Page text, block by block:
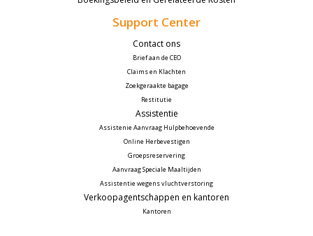
Support Center
Contact ons
Brief aan de CEO
Claims en Klachten
Zoekgeraakte bagage
Restitutie
Assistentie
Assistenie Aanvraag Hulpbehoevende
Online Herbevestigen
Groepsreservering
Aanvraag Speciale Maaltijden
Assistentie wegens vluchtverstoring
Verkoopagentschappen en kantoren
Kantoren